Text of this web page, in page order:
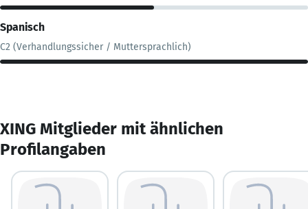
Spanisch
C2 (Verhandlungssicher / Muttersprachlich)
XING Mitglieder mit ähnlichen
Profilangaben